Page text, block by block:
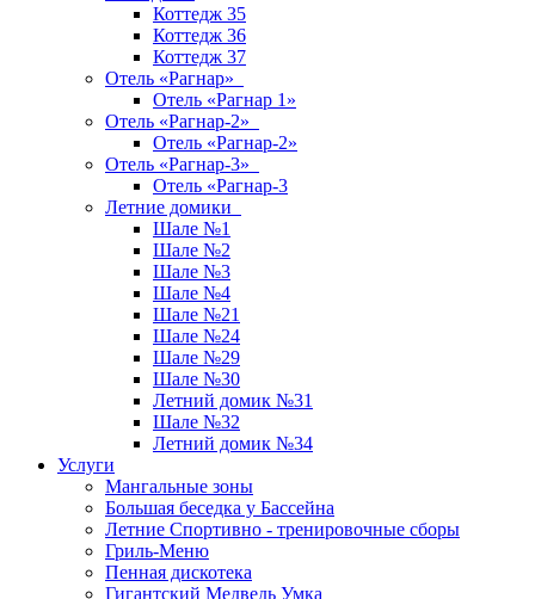
Коттедж 35
Коттедж 36
Коттедж 37
Отель «Рагнар»
Отель «Рагнар 1»
Отель «Рагнар-2»
Отель «Рагнар-2»
Отель «Рагнар-3»
Отель «Рагнар-3
Летние домики
Шале №1
Шале №2
Шале №3
Шале №4
Шале №21
Шале №24
Шале №29
Шале №30
Летний домик №31
Шале №32
Летний домик №34
Услуги
Мангальные зоны
Большая беседка у Бассейна
Летние Спортивно - тренировочные сборы
Гриль-Меню
Пенная дискотека
Гигантский Медведь Умка